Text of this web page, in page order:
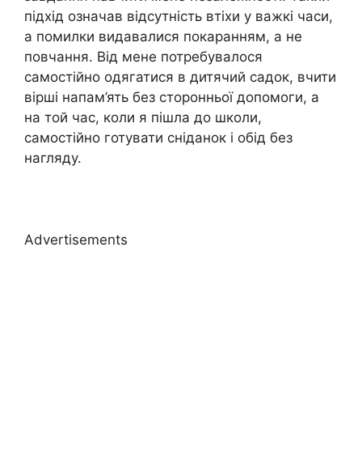
підхід означав відсутність втіхи у важкі часи,
а помилки видавалися покаранням, а не
повчання. Від мене потребувалося
самостійно одягатися в дитячий садок, вчити
вірші напам’ять без сторонньої допомоги, а
на той час, коли я пішла до школи,
самостійно готувати сніданок і обід без
нагляду.
Advertisements